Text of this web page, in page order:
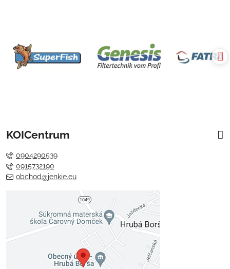
KOICentrum
0904290539
0915732190
obchod@jenkie.eu
Externý obsah je blokovaný
Voľbami súkromia
Prajete si načítať externý obsah?